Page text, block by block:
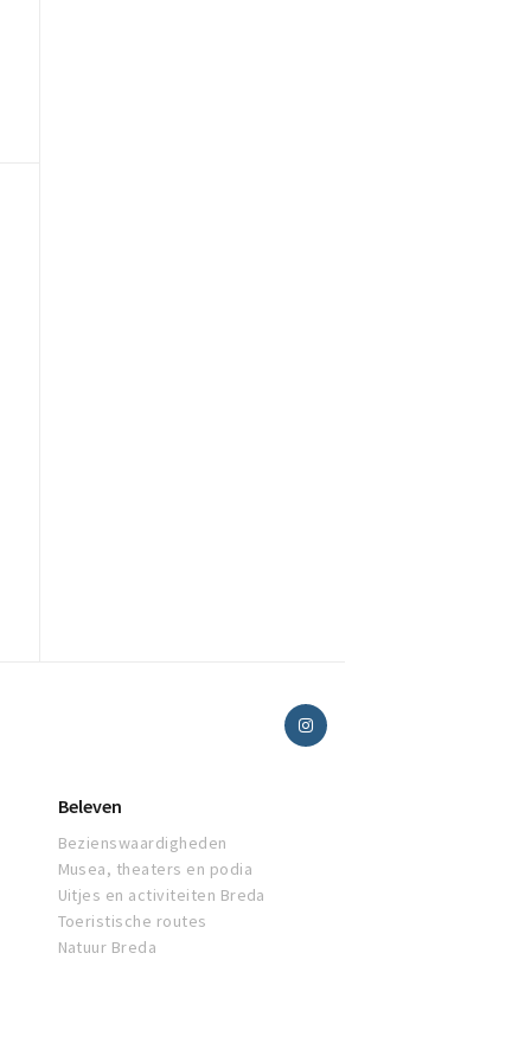
Beleven
Bezienswaardigheden
Musea, theaters en podia
Uitjes en activiteiten Breda
Toeristische routes
Natuur Breda